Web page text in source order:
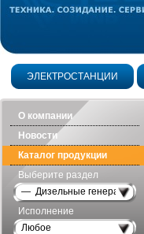
ЭЛЕКТРОСТАНЦИИ
О компании
Новости
Каталог продукции
Выберите раздел
— Дизельные генераторы
Исполнение
Любое